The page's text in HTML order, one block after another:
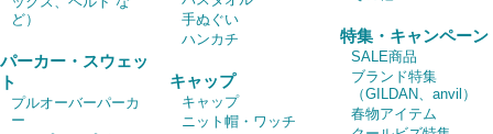
ど）
パーカー・スウェッ
ト
プルオーバーパーカ
ー
手ぬぐい
ハンカチ
キャップ
キャップ
ニット帽・ワッチ
特集・キャンペーン
SALE商品
ブランド特集
（GILDAN、anvil）
春物アイテム